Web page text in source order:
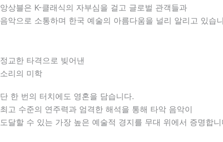
앙상블은 K-클래식의 자부심을 걸고 글로벌 관객들과
음악으로 소통하며 한국 예술의 아름다움을 널리 알리고 있습
정교한 타격으로 빚어낸
소리의 미학
단 한 번의 터치에도 영혼을 담습니다.
최고 수준의 연주력과 엄격한 해석을 통해 타악 음악이
도달할 수 있는 가장 높은 예술적 경지를 무대 위에서 증명합니